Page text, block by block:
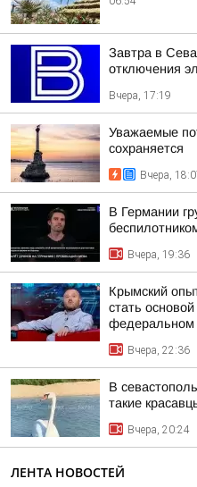
Завтра в
отключения
Вчера, 17:19
Уважаемые
сохраняется
Вчера,
В Германии
Вчера, 19:36
Крымский
стать
федеральном
Вчера, 22:36
В
такие
Вчера, 20:24
ЛЕНТА НОВОСТЕЙ